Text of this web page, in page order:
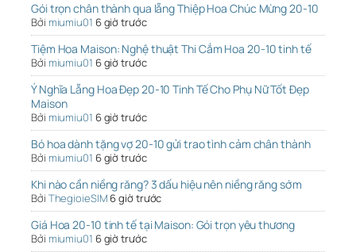
Gói trọn chân thành qua lẵng Thiệp Hoa Chúc Mừng 20-10
Bởi miumiu01 6 giờ trước
Tiệm Hoa Maison: Nghệ thuật Thi Cắm Hoa 20-10 tinh tế
Bởi miumiu01 6 giờ trước
Ý Nghĩa Lẵng Hoa Đẹp 20-10 Tinh Tế Cho Phụ Nữ Tốt Đẹp
Maison
Bởi miumiu01 6 giờ trước
Bó hoa dành tặng vợ 20-10 gửi trao tình cảm chân thành
Bởi miumiu01 6 giờ trước
Khi nào cần niềng răng? 3 dấu hiệu nên niềng răng sớm
Bởi ThegioieSIM 6 giờ trước
Giá Hoa 20-10 tinh tế tại Maison: Gói trọn yêu thương
Bởi miumiu01 6 giờ trước